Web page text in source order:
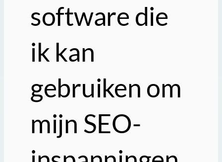
software die
ik kan
gebruiken om
mijn SEO-